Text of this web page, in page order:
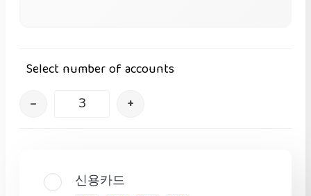
Select number of accounts
– +
신용카드